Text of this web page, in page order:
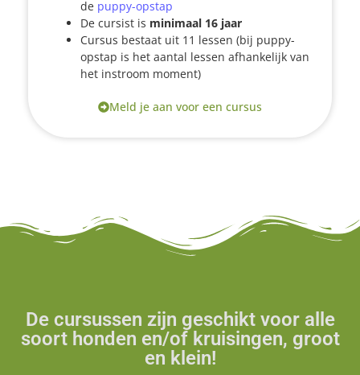
de puppy-opstap
De cursist is minimaal 16 jaar
Cursus bestaat uit 11 lessen (bij puppy-
opstap is het aantal lessen afhankelijk van
het instroom moment)
Meld je aan voor een cursus
De cursussen zijn geschikt voor alle
soort honden en/of kruisingen, groot
en klein!